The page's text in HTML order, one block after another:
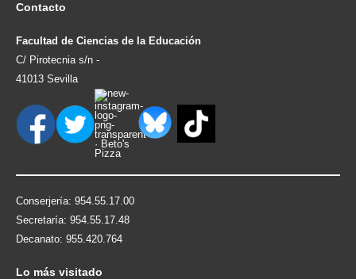
Contacto
Facultad de Ciencias de la Educación
C/ Pirotecnia s/n -
41013 Sevilla
Conserjería: 954.55.17.00
Secretaría: 954.55.17.48
Decanato: 955.420.764
Lo más visitado